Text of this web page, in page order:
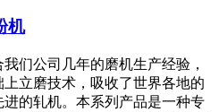
机
们公司几年的磨机生产经验，
立磨技术，吸收了世界各地的
的轧机。本系列产品是一种专